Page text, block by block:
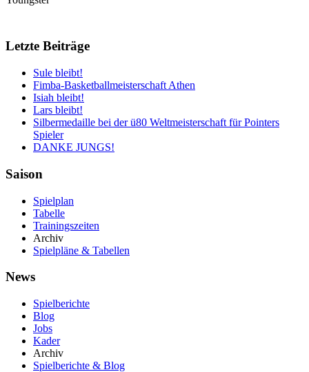
Letzte Beiträge
Sule bleibt!
Fimba-Basketballmeisterschaft Athen
Isiah bleibt!
Lars bleibt!
Silbermedaille bei der ü80 Weltmeisterschaft für Pointers
Spieler
DANKE JUNGS!
Saison
Spielplan
Tabelle
Trainingszeiten
Archiv
Spielpläne & Tabellen
News
Spielberichte
Blog
Jobs
Kader
Archiv
Spielberichte & Blog